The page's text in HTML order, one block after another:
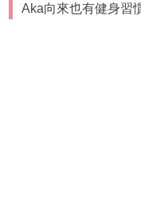
Aka向來也有健身習